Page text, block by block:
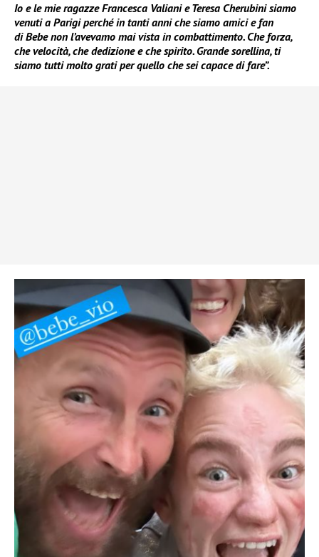
Io e le mie ragazze Francesca Valiani e Teresa Cherubini siamo
venuti a Parigi perché in tanti anni che siamo amici e fan
di Bebe non l’avevamo mai vista in combattimento. Che forza,
che velocità, che dedizione e che spirito. Grande sorellina, ti
siamo tutti molto grati per quello che sei capace di fare”.